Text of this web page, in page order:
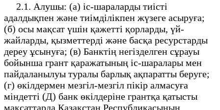
2.1. Алушы: (а) іс-шараларды тиісті
адалдықпен және тиімділікпен жүзеге асыруға;
(б) осы мақсат үшін қажетті қорларды, үй-
жайларды, қызметтерді және басқа ресурстарды
дереу ұсынуға; (в) Банктің негізделген сұрауы
бойынша грант қаражатының іс-шаралары мен
пайдаланылуы туралы барлық ақпаратты беруге;
(г) өкілдермен мезгіл-мезгіл пікір алмасуға
міндетті (Д) банк өкілдеріне грантқа қатысты
мақсаттарда Қазақстан Республикасының